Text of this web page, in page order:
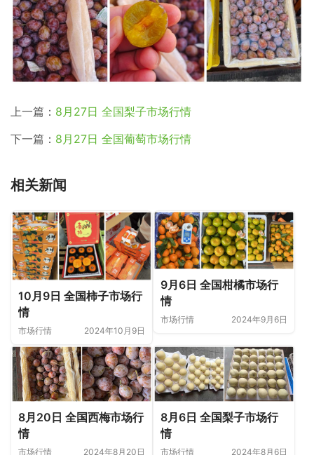
上一篇： 8月27日 全国梨子市场行情
下一篇： 8月27日 全国葡萄市场行情
相关新闻
10月9日 全国柿子市场行
情
市场行情 2024年10月9日
9月6日 全国柑橘市场行
情
市场行情 2024年9月6日
8月20日 全国西梅市场行
情
市场行情 2024年8月20日
8月6日 全国梨子市场行
情
市场行情 2024年8月6日